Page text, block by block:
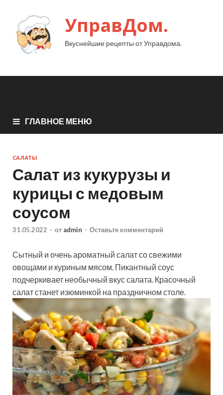
УправДом.
Вкуснейшие рецепты от Управдома.
ГЛАВНОЕ МЕНЮ
САЛАТЫ
Салат из кукурузы и
курицы с медовым
соусом
31.05.2022 - от admin - Оставьте комментарий
Сытный и очень ароматный салат со свежими
овощами и куриным мясом. Пикантный соус
подчеркивает необычный вкус салата. Красочный
салат станет изюминкой на праздничном столе.